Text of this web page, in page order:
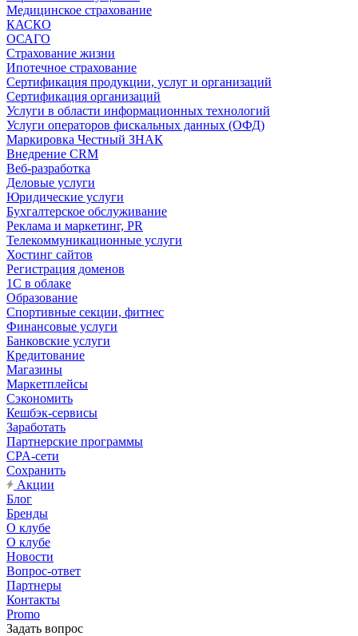
Медицинское страхование
КАСКО
ОСАГО
Страхование жизни
Ипотечное страхование
Сертификация продукции, услуг и организаций
Сертификация организаций
Услуги в области информационных технологий
Услуги операторов фискальных данных (ОФД)
Маркировка Честный ЗНАК
Внедрение CRM
Веб-разработка
Деловые услуги
Юридические услуги
Бухгалтерское обслуживание
Реклама и маркетинг, PR
Телекоммуникационные услуги
Хостинг сайтов
Регистрация доменов
1С в облаке
Образование
Спортивные секции, фитнес
Финансовые услуги
Банковские услуги
Кредитование
Магазины
Маркетплейсы
Сэкономить
Кешбэк-сервисы
Заработать
Партнерские программы
CPA-сети
Сохранить
Акции
Блог
Бренды
О клубе
О клубе
Новости
Вопрос-ответ
Партнеры
Контакты
Promo
Задать вопрос